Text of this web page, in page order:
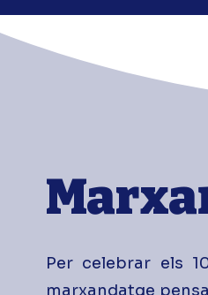
Per celebrar els
marxandatge